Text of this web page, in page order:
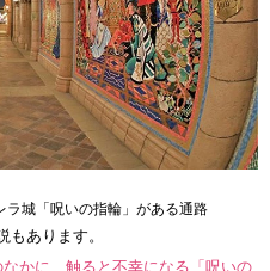
城「呪いの指輪」がある通路
あります。
かに、触ると不幸になる「呪いの